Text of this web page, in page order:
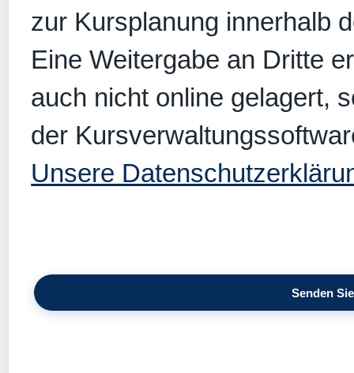
zur Kursplanung innerhalb
Eine Weitergabe an Dritte
auch nicht online gelagert,
der
Unsere